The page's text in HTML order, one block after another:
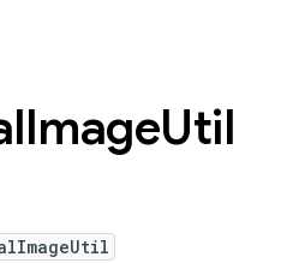
ImageUtil